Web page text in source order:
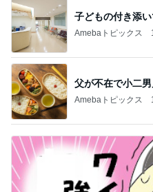
子どもの付き添
Amebaトピックス
父が不在で小二
Amebaトピックス